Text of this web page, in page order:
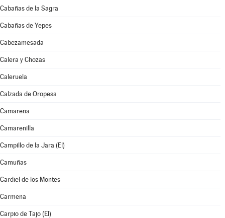
Cabañas de la Sagra
Cabañas de Yepes
Cabezamesada
Calera y Chozas
Caleruela
Calzada de Oropesa
Camarena
Camarenilla
Campillo de la Jara (El)
Camuñas
Cardiel de los Montes
Carmena
Carpio de Tajo (El)